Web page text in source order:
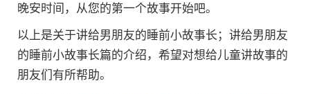
晚安时间，从您的第一个故事开始吧。
以上是关于讲给男朋友的睡前小故事长；讲给男朋友
的睡前小故事长篇的介绍，希望对想给儿童讲故事的
朋友们有所帮助。